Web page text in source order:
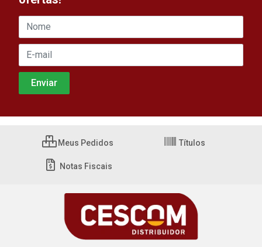
Meus Pedidos Títulos
Notas Fiscais